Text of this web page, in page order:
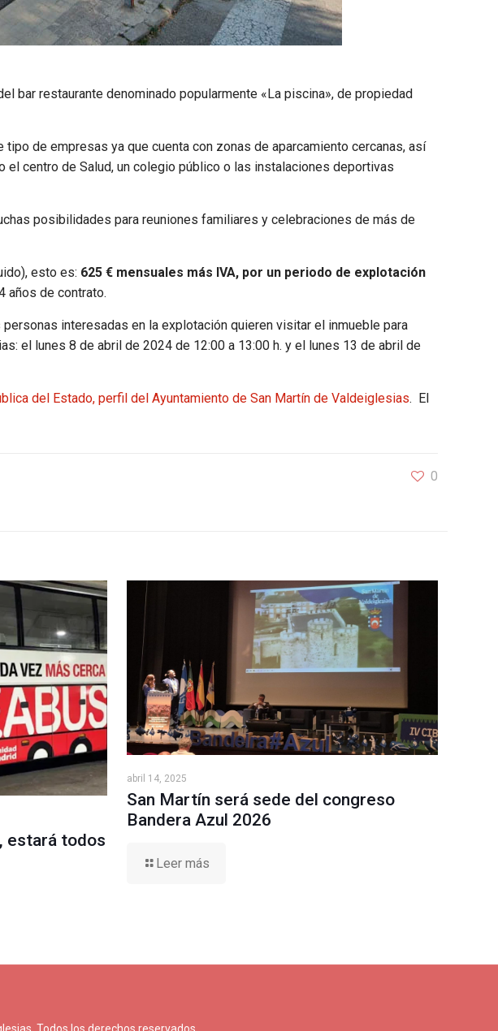
bar restaurante denominado popularmente «La piscina», de propiedad
de empresas ya que cuenta con zonas de aparcamiento cercanas, así
centro de Salud, un colegio público o las instalaciones deportivas
posibilidades para reuniones familiares y celebraciones de más de
esto es: 625 € mensuales más IVA, por un periodo de explotación
años de contrato.
interesadas en la explotación quieren visitar el inmueble para
el lunes 8 de abril de 2024 de 12:00 a 13:00 h. y el lunes 13 de abril de
del Estado, perfil del Ayuntamiento de San Martín de Valdeiglesias. El
0
estará todos
abril 14, 2025
San Martín será sede del congreso
Bandera Azul 2026
Leer más